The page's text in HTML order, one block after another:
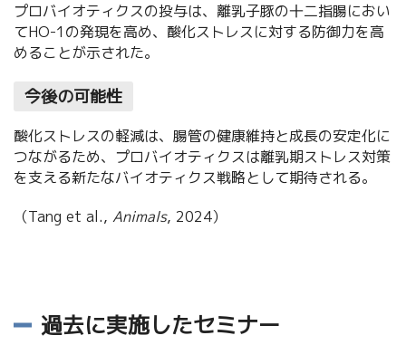
プロバイオティクスの投与は、離乳子豚の十二指腸におい
てHO-1の発現を高め、酸化ストレスに対する防御力を高
めることが示された。
今後の可能性
酸化ストレスの軽減は、腸管の健康維持と成長の安定化に
つながるため、プロバイオティクスは離乳期ストレス対策
を支える新たなバイオティクス戦略として期待される。
（Tang et al., Animals, 2024）
過去に実施したセミナー